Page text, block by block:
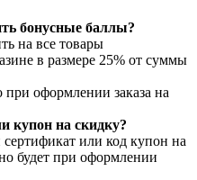
бонусные баллы?
на все товары
в размере 25% от суммы
оформлении заказа на
купон на скидку?
или код купон на
будет при оформлении